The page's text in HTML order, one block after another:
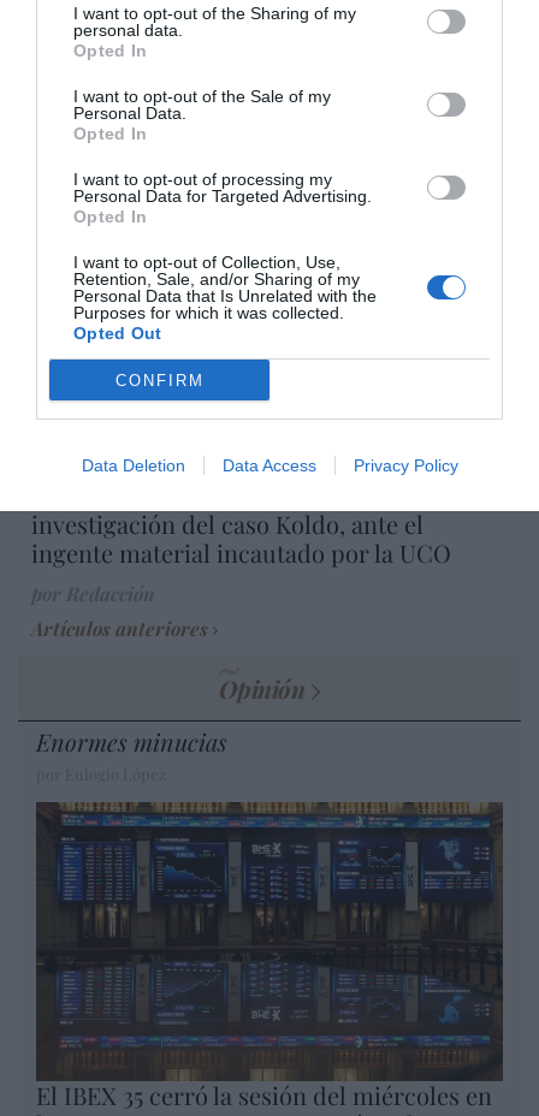
I want to opt-out of the Sharing of my
personal data.
Opted In
I want to opt-out of the Sale of my
Personal Data.
Opted In
I want to opt-out of processing my
Personal Data for Targeted Advertising.
Opted In
I want to opt-out of Collection, Use,
Retention, Sale, and/or Sharing of my
Personal Data that Is Unrelated with the
Purposes for which it was collected.
Opted Out
CONFIRM
Data Deletion Data Access Privacy Policy
abandonado a su país, porque Ceuta es
España. Tenemos un Gobierno en
connivencia con Marruecos”: acusa una ceutí
Hispanidad 06/08/26 11:30
Marcelo Gullo: “El trabajo de desmitificar la
historia, de poner la verdadera, de
cristiano"
por Hispanidad
Artículos anteriores
DIARIO DE LA CORRUPCIÓN SANCHISTA
Diario de la corrupción sanchista. La
investigación del caso Koldo, ante el
ingente material incautado por la UCO
Artículos anteriores
Opinión
Enormes minucias
El IBEX 35 cerró la sesión del miércoles en